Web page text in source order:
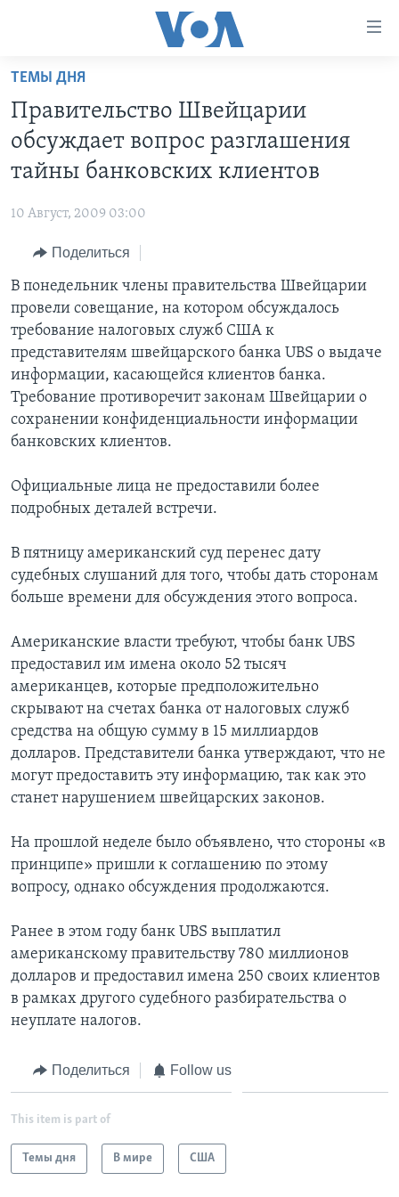
Перейти
основной
контент
Перейти
основной
навигации
Перейти
поиск
ПРОГРАММЫ
АМЕРИКА
ИТОГИ
ПОЧЕМУ ЭТО ВАЖНО?
ДИСКУССИЯ VOA
ДЕТАЛИ
НЬЮ-ЙОРК NEW YORK
АМЕРИКА. БОЛЬШОЕ ПУТЕШЕСТВИЕ
ПРОЕКТЫ
НАША АМЕРИКАНСКАЯ ИСТОРИЯ
А КАК В АМЕРИКЕ?
АРТЕФАКТЫ
АМЕРИКАНСКИЕ ГОРОДКИ
ТЕСТЫ
ИНТЕРВЬЮ
ФАКТЫ ПРОТИВ ФЕЙКОВ
ЗА СВОБОДУ ПРЕССЫ
УЧИМ АНГЛИЙСКИЙ
ВИДЕО
ПОДПИСКА НА НОВОСТИ
Learning English
СОЦИАЛЬНЫЕ СЕТИ
Языки
ТЕМЫ ДНЯ
Правительство Швейцарии
обсуждает вопрос разглашения
тайны банковских клиентов
10 Август, 2009 03:00
Поделиться
В понедельник члены правительства Швейцарии
провели совещание, на котором обсуждалось
требование налоговых служб США к
представителям швейцарского банка UBS о выдаче
информации, касающейся клиентов банка.
Требование противоречит законам Швейцарии о
сохранении конфиденциальности информации
банковских клиентов.
Официальные лица не предоставили более
подробных деталей встречи.
В пятницу американский суд перенес дату
судебных слушаний для того, чтобы дать сторонам
больше времени для обсуждения этого вопроса.
Американские власти требуют, чтобы банк UBS
предоставил им имена около 52 тысяч
американцев, которые предположительно
скрывают на счетах банка от налоговых служб
средства на общую сумму в 15 миллиардов
долларов. Представители банка утверждают, что не
могут предоставить эту информацию, так как это
станет нарушением швейцарских законов.
На прошлой неделе было объявлено, что стороны «в
принципе» пришли к соглашению по этому
вопросу, однако обсуждения продолжаются.
Ранее в этом году банк UBS выплатил
американскому правительству 780 миллионов
долларов и предоставил имена 250 своих клиентов
в рамках другого судебного разбирательства о
неуплате налогов.
Поделиться Follow us
This item is part of
Темы дня В мире США